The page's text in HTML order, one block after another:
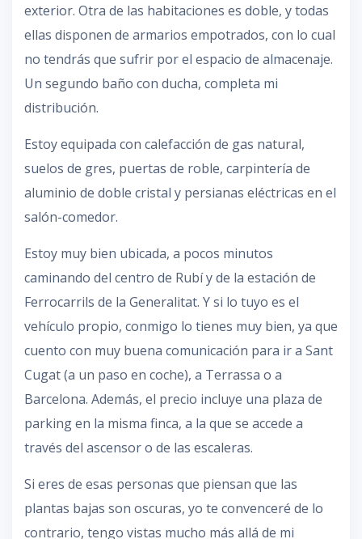
exterior. Otra de las habitaciones es doble, y todas
ellas disponen de armarios empotrados, con lo cual
no tendrás que sufrir por el espacio de almacenaje.
Un segundo baño con ducha, completa mi
distribución.
Estoy equipada con calefacción de gas natural,
suelos de gres, puertas de roble, carpintería de
aluminio de doble cristal y persianas eléctricas en el
salón-comedor.
Estoy muy bien ubicada, a pocos minutos
caminando del centro de Rubí y de la estación de
Ferrocarrils de la Generalitat. Y si lo tuyo es el
vehículo propio, conmigo lo tienes muy bien, ya que
cuento con muy buena comunicación para ir a Sant
Cugat (a un paso en coche), a Terrassa o a
Barcelona. Además, el precio incluye una plaza de
parking en la misma finca, a la que se accede a
través del ascensor o de las escaleras.
Si eres de esas personas que piensan que las
plantas bajas son oscuras, yo te convenceré de lo
contrario, tengo vistas mucho más allá de mi